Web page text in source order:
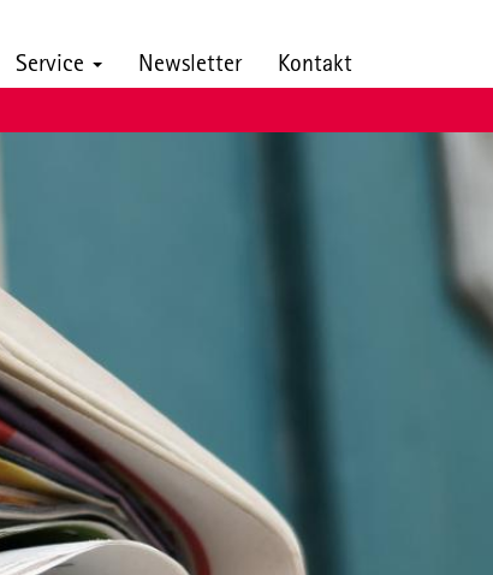
Service Newsletter Kontakt